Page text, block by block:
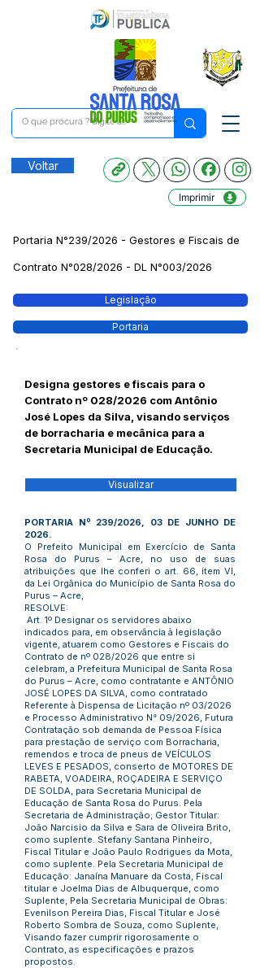
Voltar
Imprimir
Portaria N°239/2026 - Gestores e Fiscais de
Contrato N°028/2026 - DL N°003/2026
Legislação
Portaria
Designa gestores e fiscais para o
Contrato nº 028/2026 com Antônio
José Lopes da Silva, visando serviços
de borracharia e mecânica para a
Secretaria Municipal de Educação.
Visualizar
PORTARIA Nº 239/2026, 03 DE JUNHO DE
2026.
O Prefeito Municipal em Exercício de Santa
Rosa do Purus – Acre, no uso de suas
atribuições que lhe conferi o art. 66, item VI,
da Lei Orgânica do Município de Santa Rosa do
Purus – Acre,
RESOLVE:
Art. 1º Designar os servidores abaixo
indicados para, em observância à legislação
vigente, atuarem como Gestores e Fiscais do
Contrato de nº 028/2026 que entre si
celebram, a Prefeitura Municipal de Santa Rosa
do Purus – Acre, como contratante e ANTÔNIO
JOSÉ LOPES DA SILVA, como contratado
Referente à Dispensa de Licitação nº 03/2026
e Processo Administrativo N° 09/2026, Futura
Contratação sob demanda de Pessoa Física
para prestação de serviço com Borracharia,
remendos e troca de pneus de VEÍCULOS
LEVES E PESADOS, conserto de MOTORES DE
RABETA, VOADEIRA, ROÇADEIRA E SERVIÇO
DE SOLDA, para Secretaria Municipal de
Educação de Santa Rosa do Purus. Pela
Secretaria de Administração; Gestor Titular:
João Narcisio da Silva e Sara de Oliveira Brito,
como suplente. Stefany Santana Pinheiro,
Fiscal Titular e João Paulo Rodrigues da Mota,
como suplente. Pela Secretaria Municipal de
Educação: Janaína Manuare da Costa, Fiscal
titular e Joelma Dias de Albuquerque, como
Suplente, Pela Secretaria Municipal de Obras:
Evenilson Pereira Dias, Fiscal Titular e José
Roberto Sombra de Souza, como Suplente,
Visando fazer cumprir rigorosamente o
Contrato, as especificações e prazos
propostos.